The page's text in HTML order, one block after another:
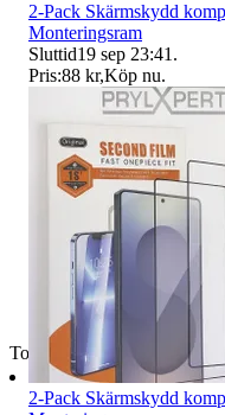
Toppsäljare
2-Pack Skärmskydd
Monteringsram
Sluttid19 sep 23:41 .
Pris:88 kr,Köp nu.
2-Pack Skärmskydd